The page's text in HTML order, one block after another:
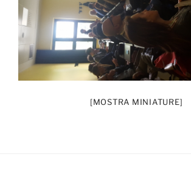
[MOSTRA MINIATURE]